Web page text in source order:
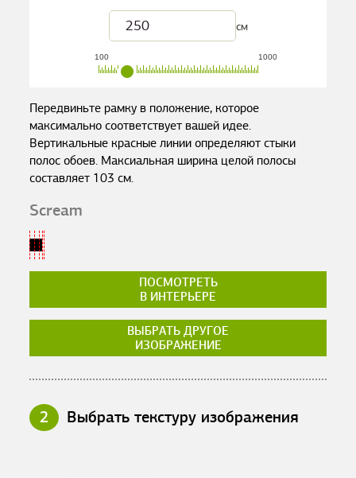
см
100 1000
Передвиньте рамку в положение, которое
максимально соответствует вашей идее.
Вертикальные красные линии определяют стыки
полос обоев. Максиальная ширина целой полосы
составляет 103 см.
Scream
ПОСМОТРЕТЬ
В ИНТЕРЬЕРЕ
ВЫБРАТЬ ДРУГОЕ
ИЗОБРАЖЕНИЕ
2 Выбрать текстуру изображения